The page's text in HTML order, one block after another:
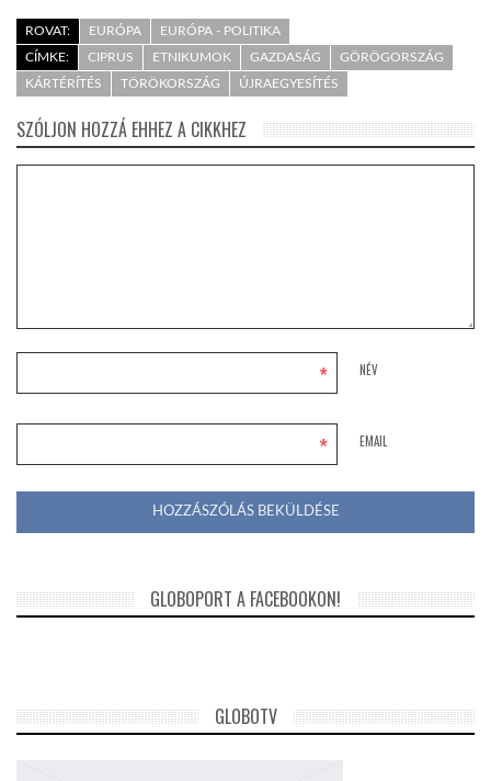
ROVAT: EURÓPA
EURÓPA - POLITIKA
CÍMKE:
CIPRUS ETNIKUMOK GAZDASÁG
GÖRÖGORSZÁG
KÁRTÉRÍTÉS
TÖRÖKORSZÁG ÚJRAEGYESÍTÉS
SZÓLJON HOZZÁ EHHEZ A CIKKHEZ
NÉV
*
EMAIL
*
GLOBOPORT A FACEBOOKON!
GLOBOTV